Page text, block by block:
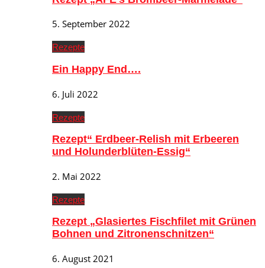
5. September 2022
Rezepte
Ein Happy End….
6. Juli 2022
Rezepte
Rezept“ Erdbeer-Relish mit Erbeeren
und Holunderblüten-Essig“
2. Mai 2022
Rezepte
Rezept „Glasiertes Fischfilet mit Grünen
Bohnen und Zitronenschnitzen“
6. August 2021